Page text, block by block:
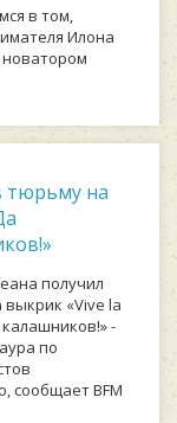
в том,
Илона
тюрьму на
получил
«Vive la
-
по
сообщает BFM